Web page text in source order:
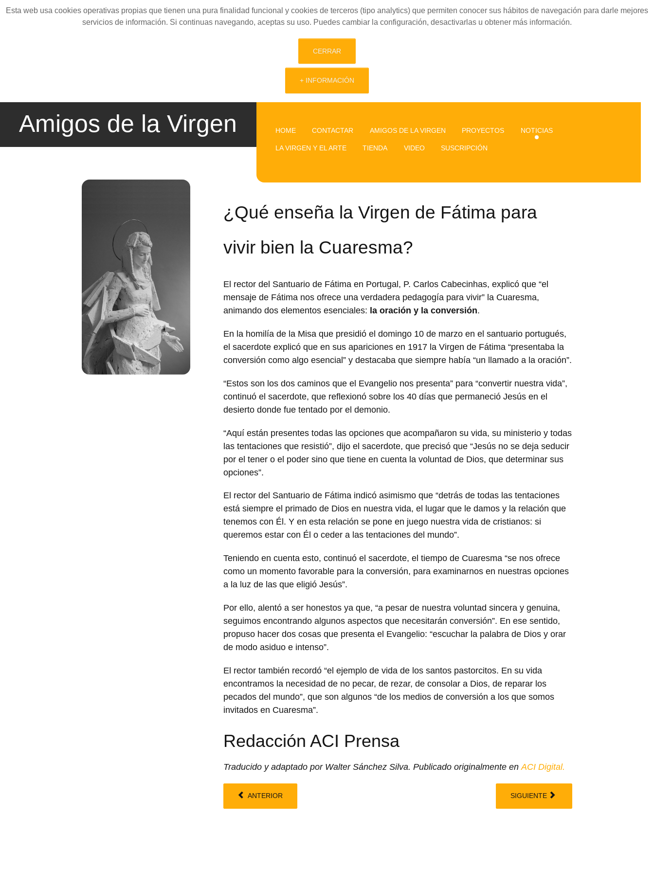
Esta web usa cookies operativas propias que tienen una pura finalidad funcional y cookies de terceros (tipo analytics) que permiten conocer sus hábitos de navegación para darle mejores
servicios de información. Si continuas navegando, aceptas su uso. Puedes cambiar la configuración, desactivarlas u obtener más información.
CERRAR
+ INFORMACIÓN
Amigos de la Virgen HOME CONTACTAR AMIGOS DE LA VIRGEN PROYECTOS NOTICIAS
LA VIRGEN Y EL ARTE TIENDA VIDEO SUSCRIPCIÓN
¿Qué enseña la Virgen de Fátima para
vivir bien la Cuaresma?
El rector del Santuario de Fátima en Portugal, P. Carlos Cabecinhas, explicó que “el
mensaje de Fátima nos ofrece una verdadera pedagogía para vivir” la Cuaresma,
animando dos elementos esenciales: la oración y la conversión.
En la homilía de la Misa que presidió el domingo 10 de marzo en el santuario portugués,
el sacerdote explicó que en sus apariciones en 1917 la Virgen de Fátima “presentaba la
conversión como algo esencial” y destacaba que siempre había “un llamado a la oración”.
“Estos son los dos caminos que el Evangelio nos presenta” para “convertir nuestra vida”,
continuó el sacerdote, que reflexionó sobre los 40 días que permaneció Jesús en el
desierto donde fue tentado por el demonio.
“Aquí están presentes todas las opciones que acompañaron su vida, su ministerio y todas
las tentaciones que resistió”, dijo el sacerdote, que precisó que “Jesús no se deja seducir
por el tener o el poder sino que tiene en cuenta la voluntad de Dios, que determinar sus
opciones”.
El rector del Santuario de Fátima indicó asimismo que “detrás de todas las tentaciones
está siempre el primado de Dios en nuestra vida, el lugar que le damos y la relación que
tenemos con Él. Y en esta relación se pone en juego nuestra vida de cristianos: si
queremos estar con Él o ceder a las tentaciones del mundo”.
Teniendo en cuenta esto, continuó el sacerdote, el tiempo de Cuaresma “se nos ofrece
como un momento favorable para la conversión, para examinarnos en nuestras opciones
a la luz de las que eligió Jesús”.
Por ello, alentó a ser honestos ya que, “a pesar de nuestra voluntad sincera y genuina,
seguimos encontrando algunos aspectos que necesitarán conversión”. En ese sentido,
propuso hacer dos cosas que presenta el Evangelio: “escuchar la palabra de Dios y orar
de modo asiduo e intenso”.
El rector también recordó “el ejemplo de vida de los santos pastorcitos. En su vida
encontramos la necesidad de no pecar, de rezar, de consolar a Dios, de reparar los
pecados del mundo”, que son algunos “de los medios de conversión a los que somos
invitados en Cuaresma”.
Redacción ACI Prensa
Traducido y adaptado por Walter Sánchez Silva. Publicado originalmente en ACI Digital.
ANTERIOR SIGUIENTE